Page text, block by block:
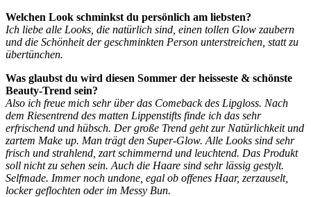
Welchen Look schminkst du persönlich am liebsten?
Ich liebe alle Looks, die natürlich sind, einen tollen Glow zaubern
und die Schönheit der geschminkten Person unterstreichen, statt zu
übertünchen.
Was glaubst du wird diesen Sommer der heisseste & schönste
Beauty-Trend sein?
Also ich freue mich sehr über das Comeback des Lipgloss. Nach
dem Riesentrend des matten Lippenstifts finde ich das sehr
erfrischend und hübsch. Der große Trend geht zur Natürlichkeit und
zartem Make up. Man trägt den Super-Glow. Alle Looks sind sehr
frisch und strahlend, zart schimmernd und leuchtend. Das Produkt
soll nicht zu sehen sein. Auch die Haare sind sehr lässig gestylt.
Selfmade. Immer noch undone, egal ob offenes Haar, zerzauselt,
locker geflochten oder im Messy Bun.